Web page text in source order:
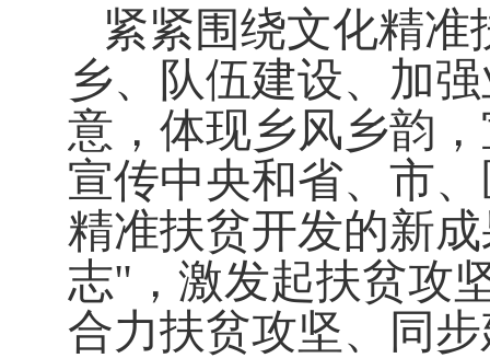
紧紧围绕文化精
乡、队伍建设、加
意，体现乡风乡韵
宣传中央和省、市
精准扶贫开发的新
志" ，激发起扶贫攻
合力扶贫攻坚、同